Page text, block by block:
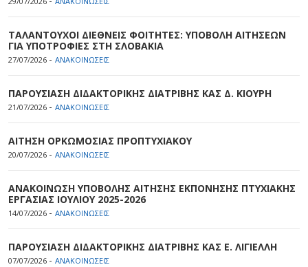
ΤΑΛΑΝΤΟΥΧΟΙ ΔΙΕΘΝΕΙΣ ΦΟΙΤΗΤΕΣ: ΥΠΟΒΟΛΗ ΑΙΤΗΣΕΩΝ
ΓΙΑ ΥΠΟΤΡΟΦΙΕΣ ΣΤΗ ΣΛΟΒΑΚΙΑ
27/07/2026 - ΑΝΑΚΟΙΝΩΣΕΙΣ
ΠΑΡΟΥΣΙΑΣΗ ΔΙΔΑΚΤΟΡΙΚΗΣ ΔΙΑΤΡΙΒΗΣ ΚΑΣ Δ. ΚΙΟΥΡΗ
21/07/2026 - ΑΝΑΚΟΙΝΩΣΕΙΣ
ΑΙΤΗΣΗ ΟΡΚΩΜΟΣΙΑΣ ΠΡΟΠΤΥΧΙΑΚΟΥ
20/07/2026 - ΑΝΑΚΟΙΝΩΣΕΙΣ
ΑΝΑΚΟΙΝΩΣΗ ΥΠΟΒΟΛΗΣ ΑΙΤΗΣΗΣ ΕΚΠΟΝΗΣΗΣ ΠΤΥΧΙΑΚΗΣ
ΕΡΓΑΣΙΑΣ ΙΟΥΛΙΟΥ 2025-2026
14/07/2026 - ΑΝΑΚΟΙΝΩΣΕΙΣ
ΠΑΡΟΥΣΙΑΣΗ ΔΙΔΑΚΤΟΡΙΚΗΣ ΔΙΑΤΡΙΒΗΣ ΚΑΣ Ε. ΛΙΓΙΕΛΛΗ
07/07/2026 - ΑΝΑΚΟΙΝΩΣΕΙΣ